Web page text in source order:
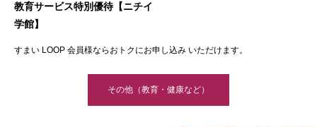
教育サービス特別優待【ニチイ
学館】
すまい LOOP 会員様ならおトクにお申し込み いただけます。
その他（教育・健康など）